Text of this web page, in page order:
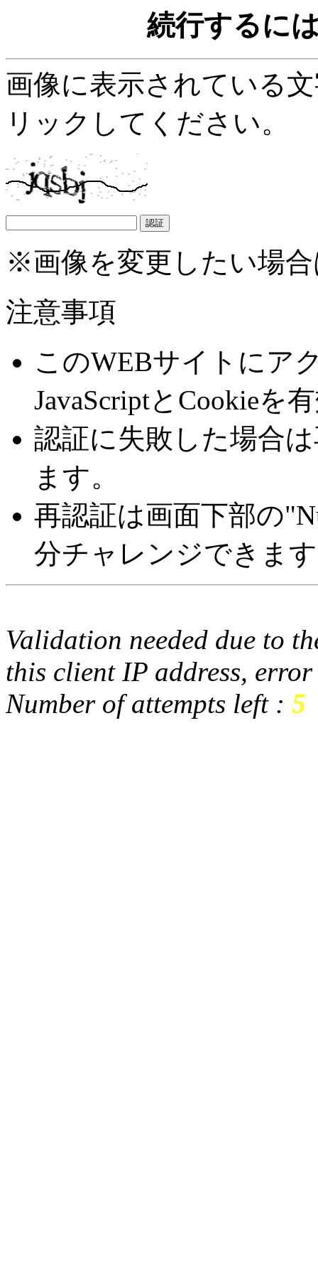
続行するに
画像に表示されている
リックしてください。
※画像を変更したい場
注意事項
このWEBサイトにア
JavaScriptとCookieを
認証に失敗した場合
ます。
再認証は画面下部の
分チャレンジできま
Validation needed due to
this client IP address,
Number of attempts left : 5